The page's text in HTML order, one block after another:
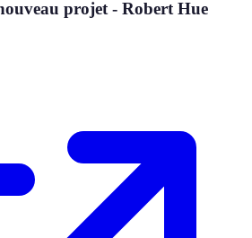
projet - Robert Hue